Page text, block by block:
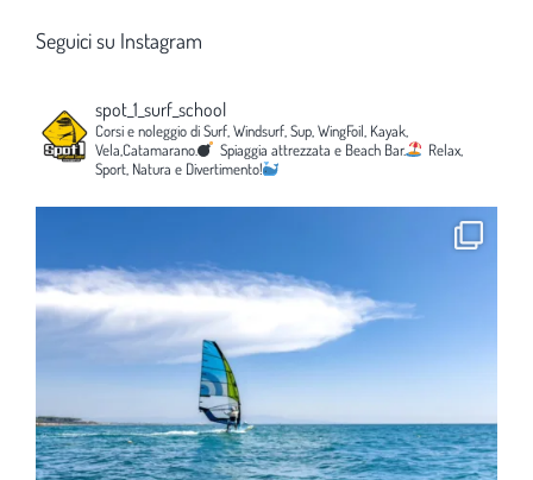
Seguici su Instagram
spot_1_surf_school
Corsi e noleggio di Surf, Windsurf, Sup, WingFoil, Kayak,
Vela,Catamarano.
Spiaggia attrezzata e Beach Bar.
Relax,
Sport, Natura e Divertimento!